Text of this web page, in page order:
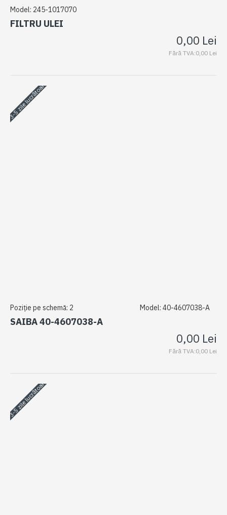
Model: 245-1017070
FILTRU ULEI
0,00 Lei
Fără TVA:0,00 Lei
3-5 zile lucrătoare
Poziție pe schemă: 2 Model: 40-4607038-A
SAIBA 40-4607038-A
0,00 Lei
Fără TVA:0,00 Lei
3-5 zile lucrătoare